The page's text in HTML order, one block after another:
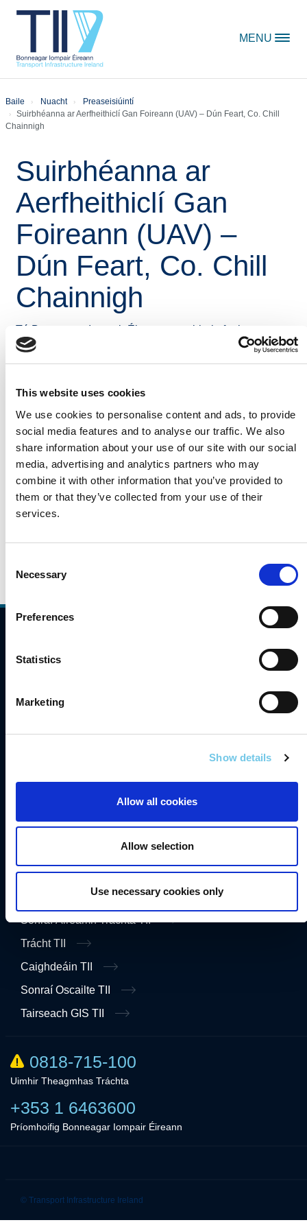
This website uses cookies
We use cookies to personalise content and ads, to provide
social media features and to analyse our traffic. We also
share information about your use of our site with our social
media, advertising and analytics partners who may
combine it with other information that you’ve provided to
them or that they’ve collected from your use of their
services.
Selection
Necessary
Preferences
Statistics
Marketing
Show details
Allow all cookies
Allow selection
Use necessary cookies only
MENU
Baile Nuacht
Preaseisiúintí
Suirbhéanna ar Aerfheithiclí Gan Foireann (UAV) – Dún Feart, Co. Chill
Chainnigh
Suirbhéanna ar
Aerfheithiclí Gan
Foireann (UAV) –
Dún Feart, Co. Chill
Chainnigh
Tá Bonneagar Iompair Éireann ag tabhairt faoi
shuirbhéanna ar Aerfheithiclí Gan Foireann (UAV) feadh
an M9 i gceantar Dhún Feart, Co. Chill Chainnigh.
agus ag brath ar an aimsir, agus tá sé beartaithe go
ndéanfar iad idir mí an Mhárta agus mí Bhealtaine 2025.
Beidh aitheantas ag oibritheoirí UAV BIÉ agus beifear
ábalta iad a aithint agus branda BIÉ ar a n-éadaí acu.
Is féidir go mbaileofar sonraí pearsanta an-teoranta trí
thimpiste le linn na suirbhéanna, ach ní choinneofar iad.
Próiseálann Bonneagar Iompair Éireann sonraí
pearsanta i gcomhréir lena Fhógra Maidir le Cosaint
Teagmháil
English
Inrochtaineacht
Séanadh
Fógra Maidir le Cosaint Sonraí
Sonraí Áireamh Tráchta TII
Trácht TII
Caighdeáin TII
Sonraí Oscailte TII
Tairseach GIS TII
0818-715-100
Uimhir Theagmhas Tráchta
+353 1 6463600
Príomhoifig Bonneagar Iompair Éireann
© Transport Infrastructure Ireland